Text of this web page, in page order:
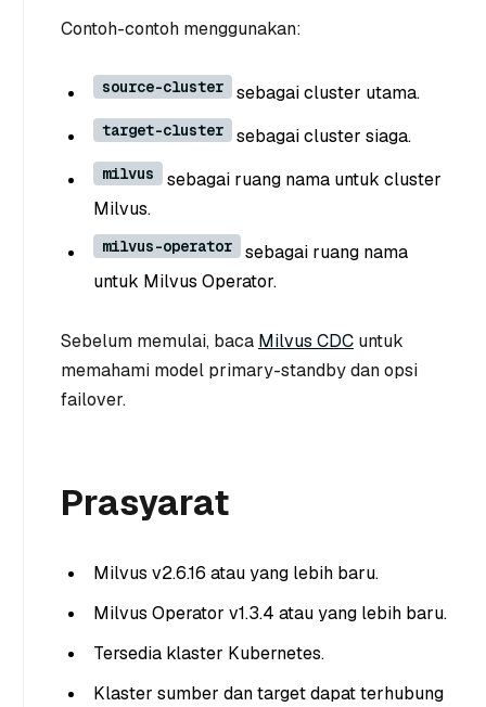
Contoh-contoh menggunakan:
source-cluster sebagai cluster utama.
target-cluster sebagai cluster siaga.
milvus
sebagai ruang nama untuk cluster
Milvus.
milvus-operator
sebagai ruang nama
untuk Milvus Operator.
Sebelum memulai, baca Milvus CDC untuk
memahami model primary-standby dan opsi
failover.
Prasyarat
Milvus v2.6.16 atau yang lebih baru.
Milvus Operator v1.3.4 atau yang lebih baru.
Tersedia klaster Kubernetes.
Klaster sumber dan target dapat terhubung